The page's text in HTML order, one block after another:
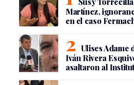
Martínez,
en el caso
Ulises Adame
Iván Rivera
asaltaron al